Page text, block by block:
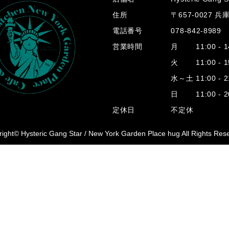
住所
〒657-0027 兵
電話番号
078-842-8989
営業時間
月 11:00 -
火 11:00 -
水～土 11:00 -
日 11:00 -
定休日
不定休
Hysteric Gang Star / New York Garden Place hug All Rights